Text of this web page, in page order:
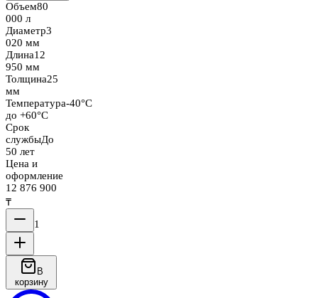
Объем80
000 л
Диаметр3
020 мм
Длина12
950 мм
Толщина25
мм
Температура-40°C
до +60°C
Срок
службыДо
50 лет
Цена и
оформление
12 876 900
₸
1
В
корзину